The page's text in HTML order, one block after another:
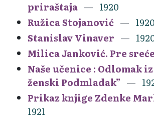
priraštaja
1920
Ružica Stojanović
1920
Stanislav Vinaver
Milica Janković. Pre
Naše učenice : Odlomak
ženski Podmladak”
Prikaz knjige Zdenke
1921